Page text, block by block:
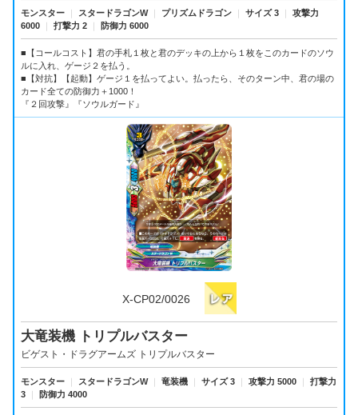
モンスター ｜ スタードラゴンW ｜ プリズムドラゴン ｜ サイズ 3 ｜
攻撃力
6000
｜ 打撃力 2 ｜ 防御力 6000
■【コールコスト】君の手札１枚と君のデッキの上から１枚をこのカードのソウ
ルに入れ、ゲージ２を払う。
■【対抗】【起動】ゲージ１を払ってよい。払ったら、そのターン中、君の場の
カード全ての防御力＋1000！
『２回攻撃』『ソウルガード』
X-CP02/0026
大竜装機 トリプルバスター
ビゲスト・ドラグアームズ トリプルバスター
モンスター ｜ スタードラゴンW ｜ 竜装機 ｜ サイズ 3 ｜ 攻撃力 5000 ｜
打撃力
3
｜ 防御力 4000